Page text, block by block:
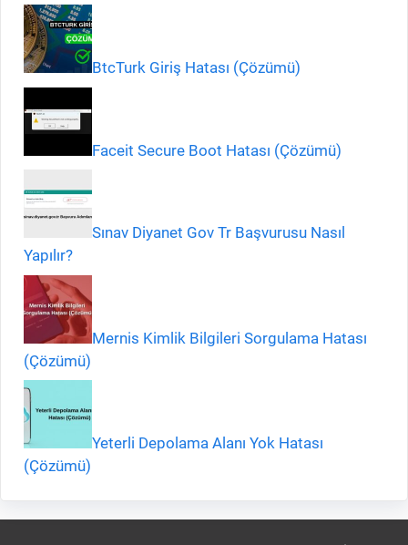
BtcTurk Giriş Hatası (Çözümü)
Faceit Secure Boot Hatası (Çözümü)
Sınav Diyanet Gov Tr Başvurusu Nasıl
Yapılır?
Mernis Kimlik Bilgileri Sorgulama Hatası
(Çözümü)
Yeterli Depolama Alanı Yok Hatası
(Çözümü)